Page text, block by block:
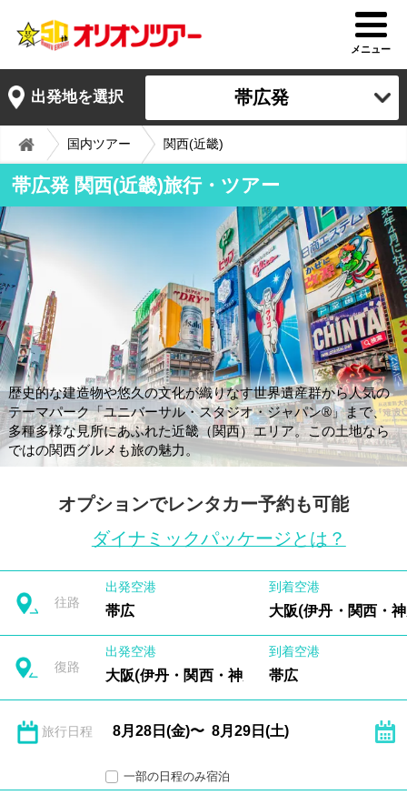
メニュー
出発地を選択 帯広発
国内ツアー 関西(近畿)
帯広発 関西(近畿)旅行・ツアー
歴史的な建造物や悠久の文化が織りなす世界遺産群から人気の
テーマパーク「ユニバーサル・スタジオ・ジャパン®」まで、
多種多様な見所にあふれた近畿（関西）エリア。この土地なら
ではの関西グルメも旅の魅力。
オプションでレンタカー予約も可能
ダイナミックパッケージとは？
往路
出発空港
帯広
到着空港
大阪(伊丹・関西・
復路
出発空港
大阪(伊丹・関西・神戸)
到着空港
帯広
旅行日程
一部の日程のみ宿泊